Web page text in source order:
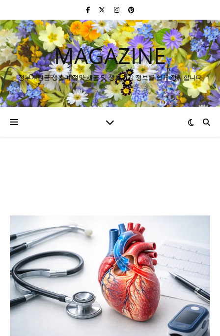
MAGAZINE
정부지원금·생활비 절약·세금 및 생활건강 정보를 쉽게 정리합니다